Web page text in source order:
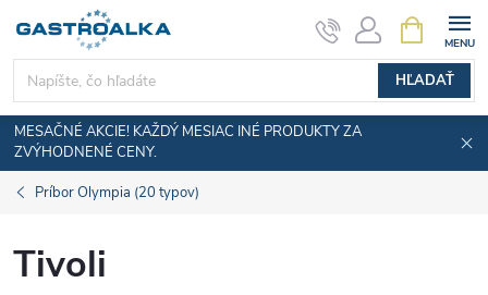
obsah
HĽADAŤ
KOŠÍK
MESAČNÉ AKCIE! KAŽDÝ MESIAC INÉ PRODUKTY ZA
ZVÝHODNENÉ CENY.
Príbor Olympia (20 typov)
Tivoli